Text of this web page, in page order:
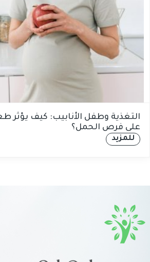
التغذية وطفل الأنابيب: كيف
على فرص الحمل؟
للمزيد